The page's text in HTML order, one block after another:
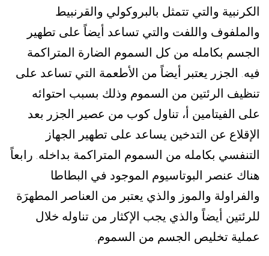
الكرنبية والتي تتمثل بالبروكولي والقرنبيط
والملفوف واللفت والتي تساعد أيضاً على تطهير
الجسم بكامله من كل السموم الضارة المتراكمة
فيه.
الجزر يعتبر أيضاً من الأطعمة التي تساعد على
تنظيف الرئتين من السموم وذلك بسبب احتوائه
على الفيتامين أ، تناول كوب من عصير الجزر بعد
الإقلاع عن التدخين يساعد على تطهير الجهاز
التنفسي بكامله من السموم المتراكمة بداخله. رابعاً
هناك عنصر البوتاسيوم الموجود في البطاطا
والفراولة والموز والذي يعتبر من العناصر المطهرَة
للرئتين أيضاً والذي يجب الإكثار من تناوله خلال
عملية تخليص الجسم من السموم.